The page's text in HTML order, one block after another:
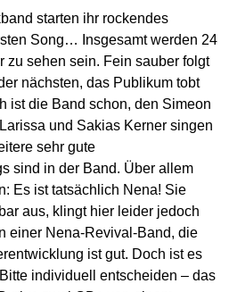
starten ihr rockendes
Song… Insgesamt werden 24
zu sehen sein. Fein sauber folgt
nächsten, das Publikum tobt
ist die Band schon, den Simeon
und Sakias Kerner singen
sehr gute
sind in der Band. Über allem
Es ist tatsächlich Nena! Sie
aus, klingt hier leider jedoch
einer Nena-Revival-Band, die
ist gut. Doch ist es
individuell entscheiden – das